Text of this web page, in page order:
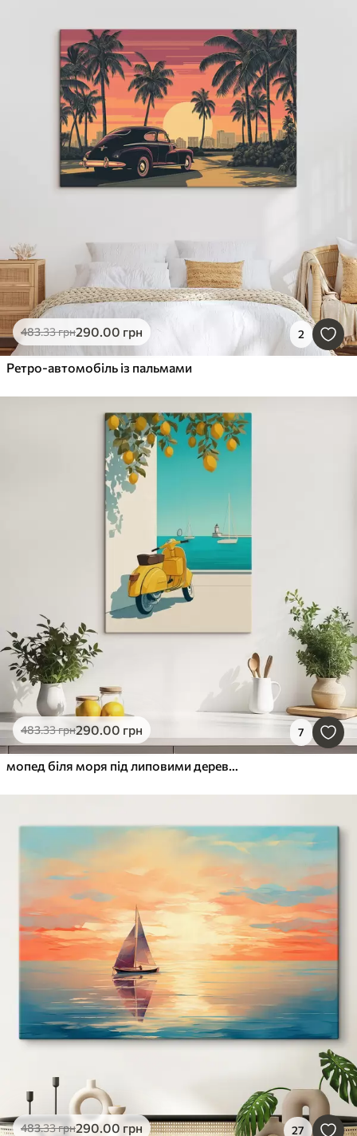
483.33грн290.00 грн 2
Ретро-автомобіль із пальмами
483.33грн290.00 грн 7
мопед біля моря під липовими деревами
483.33грн290.00 грн 27